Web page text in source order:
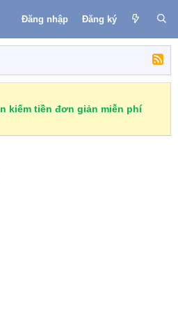
Đăng nhập Đăng ký
kiếm tiền đơn giản miễn phí